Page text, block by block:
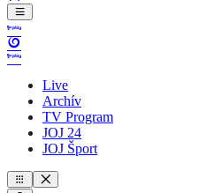
Live
Archív
TV Program
JOJ 24
JOJ Šport